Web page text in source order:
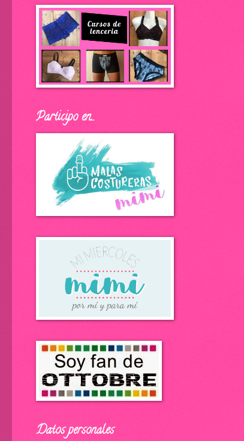
Participo en...
Datos personales